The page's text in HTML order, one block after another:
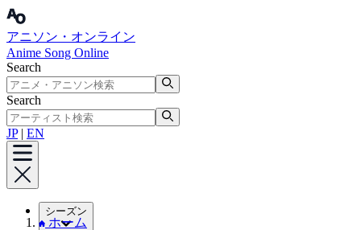
アニソン・オンライン
Anime Song Online
Search
Search
JP| EN
シーズン
ホーム